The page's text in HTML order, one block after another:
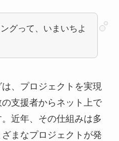
グって、いまいちよ
、プロジェクトを実現
支援者からネット上で
近年、その仕組みは多
まなプロジェクトが発